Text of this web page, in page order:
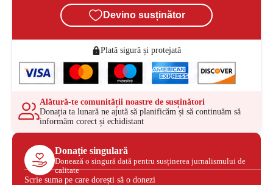
Devino susținător
Plată sigură și protejată
Alătură-te comunității noastre de susținători
Donația ta lunară ne ajută să planificăm și să continuăm să
informăm corect și echidistant
Donație singulară
Donează o singură dată pentru susținerea jurnalismului de
calitate
Scrie suma pe care dorești să o donezi